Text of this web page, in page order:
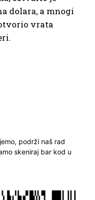
dolara, a mnogi
vrata
podrži naš rad
skeniraj bar kod u